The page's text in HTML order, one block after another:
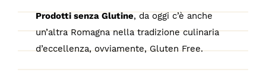
Prodotti senza Glutine, da oggi c’è anche
un’altra Romagna nella tradizione culinaria
d’eccellenza, ovviamente, Gluten Free.